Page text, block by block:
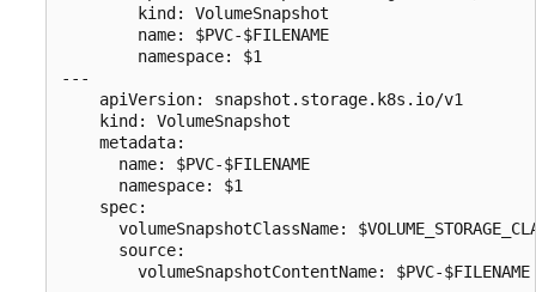
        kind: VolumeSnapshot
        name: $PVC-$FILENAME
        namespace: $1
---
    apiVersion: snapshot.storage.k8s.io/v1
    kind: VolumeSnapshot
    metadata:
      name: $PVC-$FILENAME
      namespace: $1
    spec:
volumeSnapshotClassName:
      source:
        volumeSnapshotContentName: $PVC-$FILENAME